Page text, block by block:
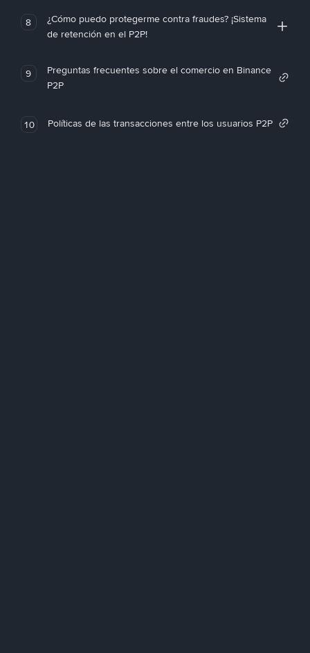
8
¿Cómo puedo protegerme contra fraudes? ¡Sistema
de retención en el P2P!
9
Preguntas frecuentes sobre el comercio en Binance
P2P
10 Políticas de las transacciones entre los usuarios P2P